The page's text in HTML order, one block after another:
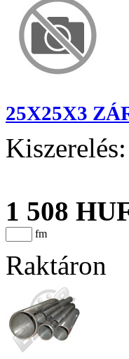
25X25X3
Kiszerelés:
1 508
fm
Raktáron